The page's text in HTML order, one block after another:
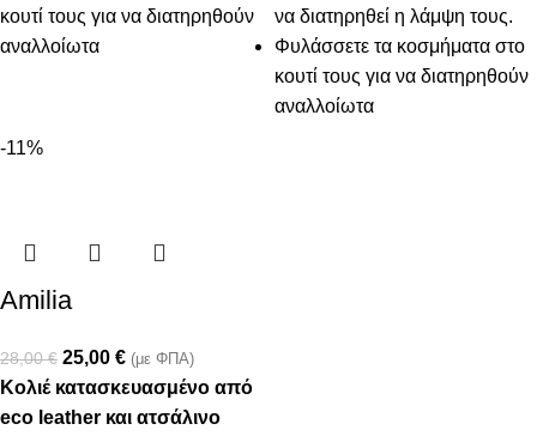
κουτί τους για να διατηρηθούν
αναλλοίωτα
να διατηρηθεί η λάμψη τους.
Φυλάσσετε τα κοσμήματα στο
κουτί τους για να διατηρηθούν
αναλλοίωτα
-11%
Amilia
28,00€ 25,00 € (με ΦΠΑ)
Κολιέ κατασκευασμένο από
eco leather και ατσάλινο